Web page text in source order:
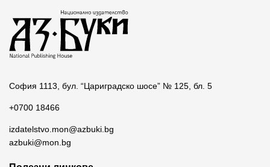
София 1113, бул. “Цариградско шосе” № 125, бл. 5
+0700 18466
izdatelstvo.mon@azbuki.bg
azbuki@mon.bg